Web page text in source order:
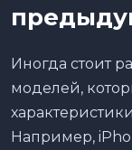
Иногда стоит
моделей,
Например,